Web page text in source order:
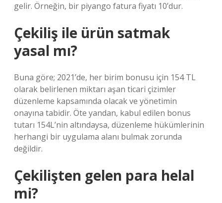
gelir. Örneğin, bir piyango fatura fiyatı 10’dur.
Çekiliş ile ürün satmak
yasal mı?
Buna göre; 2021’de, her birim bonusu için 154 TL
olarak belirlenen miktarı aşan ticari çizimler
düzenleme kapsamında olacak ve yönetimin
onayına tabidir. Öte yandan, kabul edilen bonus
tutarı 154L’nin altındaysa, düzenleme hükümlerinin
herhangi bir uygulama alanı bulmak zorunda
değildir.
Çekilişten gelen para helal
mi?